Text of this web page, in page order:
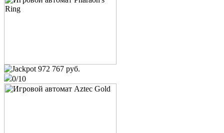
972 767 руб.
0/10
King of Cards
user_632011